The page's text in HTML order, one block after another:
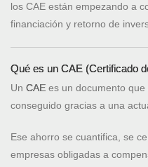
los CAE están empezando a
financiación y retorno de
Qué es un CAE (Certificado
Un CAE es un documento
conseguido gracias a una
Ese ahorro se cuantifica, se
empresas obligadas a